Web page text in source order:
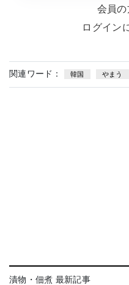
会員の
ログイン
関連ワード： 韓国 やまう
漬物・佃煮 最新記事